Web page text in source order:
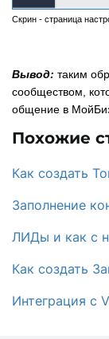
Скрин - страница
Вывод: таким
сообществом,
общение в
Похожие
Как создать
Заполнение
ЛИДы и как с
Как создать
Интеграция с